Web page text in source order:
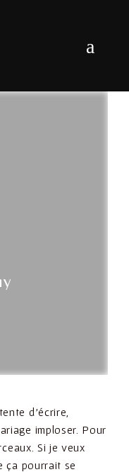
d’écrire,
imploser. Pour
Si je veux
ça pourrait se